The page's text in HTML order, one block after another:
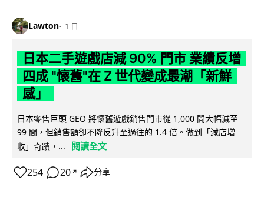
Lawton 1 日
日本二手遊戲店減 90% 門市 業績反增
四成 "懷舊"在 Z 世代變成最潮「新鮮
感」
日本零售巨頭 GEO 將懷舊遊戲銷售門市從 1,000 間大幅減至
99 間，但銷售額卻不降反升至過往的 1.4 倍。做到「減店增
收」奇蹟，...
閱讀全文
254 20 ↗ 分享